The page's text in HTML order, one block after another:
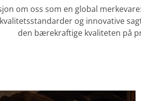
om oss som en global
og innovative
den bærekraftige kvaliteten på